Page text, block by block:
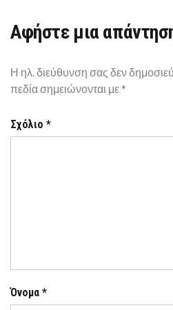
Αφήστε μια
Η ηλ. διεύθυνση σας δεν
πεδία σημειώνονται με *
Σχόλιο *
Όνομα *